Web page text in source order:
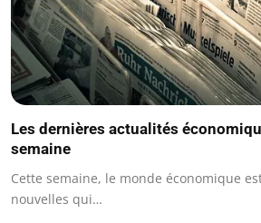
Les dernières actualités
semaine
Cette semaine, le monde économique
nouvelles qui…